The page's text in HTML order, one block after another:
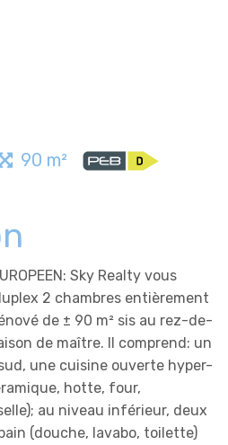
90 m²
Sky Realty vous
2 chambres entièrement
de ± 90 m² sis au rez-de-
de maître. Il comprend: un
une cuisine ouverte hyper-
hotte, four,
au niveau inférieur, deux
(douche, lavabo, toilette)